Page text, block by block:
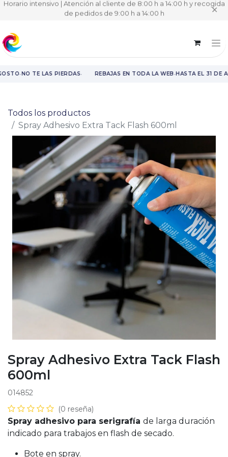
Horario intensivo | Atención al cliente de 8:00 h a 14:00 h y recogida
de pedidos de 9:00 h a 14:00 h ✕
·NO TE LAS PIERDAS· REBAJAS EN TODA LA WEB·HASTA EL 31 DE
Todos los productos
Spray Adhesivo Extra Tack Flash 600ml
Spray Adhesivo Extra Tack Flash
600ml
014852
(0 reseña)
Spray adhesivo para serigrafía de larga duración
indicado para trabajos en flash de secado.
Bote en spray.